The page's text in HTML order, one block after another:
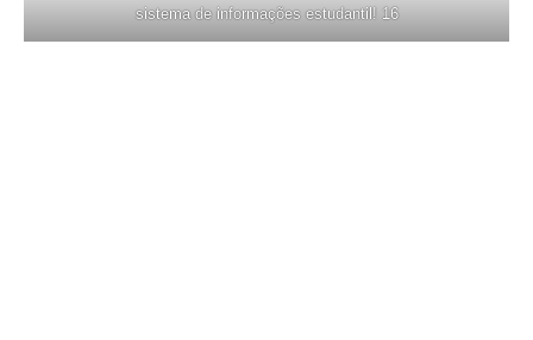
sistema de informações estudantil! 16